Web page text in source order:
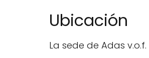
Ubicación
La sede de Adas